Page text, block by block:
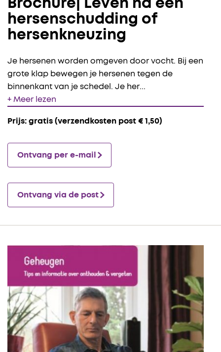
Brochure| Leven na een
hersenschudding of
hersenkneuzing
Je hersenen worden omgeven door vocht. Bij een
grote klap bewegen je hersenen tegen de
binnenkant van je schedel. Je her...
+ Meer lezen
Prijs: gratis (verzendkosten post € 1,50)
Ontvang per e-mail
Ontvang via de post